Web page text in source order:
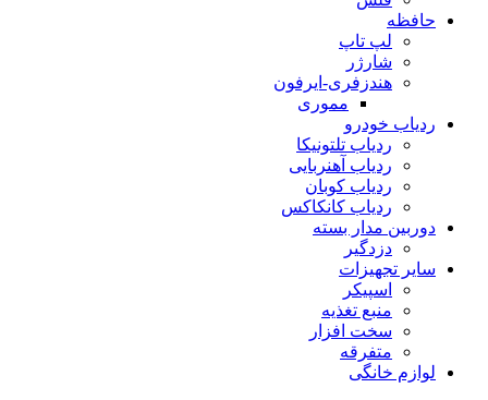
حافظه
لپ تاپ
شارژر
هندزفری-ایرفون
مموری
ردیاب خودرو
ردیاب تلتونیکا
ردیاب آهنربایی
ردیاب کوبان
ردیاب کانکاکس
دوربین مدار بسته
دزدگیر
سایر تجهیزات
اسپیکر
منبع تغذیه
سخت افزار
متفرقه
لوازم خانگی